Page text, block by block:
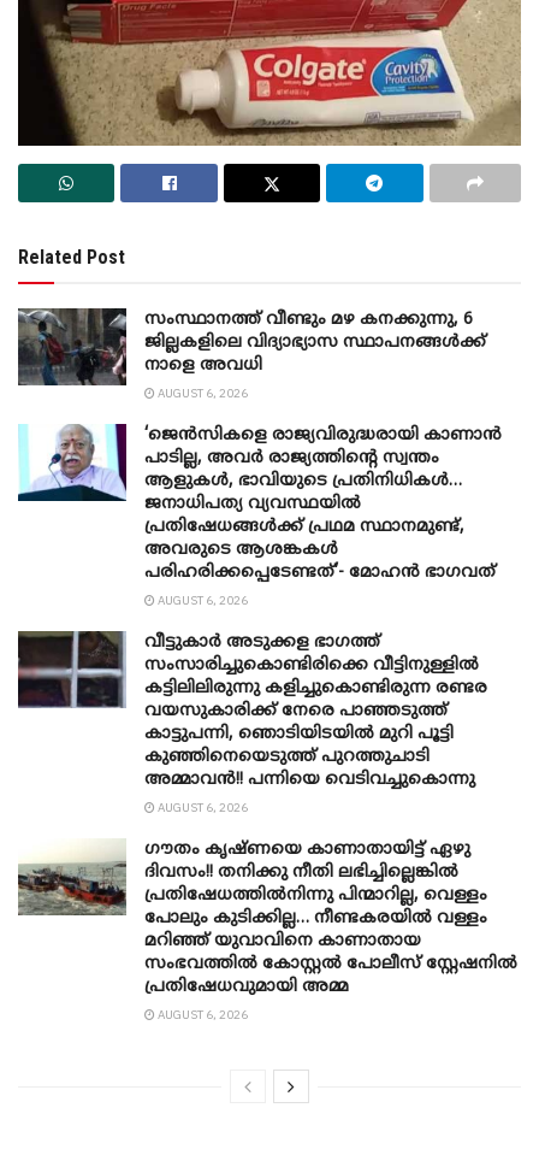
Related Post
സംസ്ഥാനത്ത് വീണ്ടും മഴ കനക്കുന്നു, 6
ജില്ലകളിലെ വിദ്യാഭ്യാസ സ്ഥാപനങ്ങൾക്ക്
നാളെ അവധി
AUGUST 6, 2026
‘ജെൻസികളെ രാജ്യവിരുദ്ധരായി കാണാൻ
പാടില്ല, അവർ രാജ്യത്തിന്റെ സ്വന്തം
ആളുകൾ, ഭാവിയുടെ പ്രതിനിധികൾ…
ജനാധിപത്യ വ്യവസ്ഥയിൽ
പ്രതിഷേധങ്ങൾക്ക് പ്രഥമ സ്ഥാനമുണ്ട്,
അവരുടെ ആശങ്കകൾ
പരിഹരിക്കപ്പെടേണ്ടത്’- മോഹൻ ഭാ​ഗവത്
AUGUST 6, 2026
വീട്ടുകാർ അ‌ടുക്കള ഭാ​ഗത്ത്
സംസാരിച്ചുകൊണ്ടിരിക്കെ വീട്ടിനുള്ളിൽ
കട്ടിലിലിരുന്നു കളിച്ചുകൊണ്ടിരുന്ന രണ്ടര
വയസുകാരിക്ക് നേരെ പാഞ്ഞടുത്ത്
കാട്ടുപന്നി, ‍ഞൊടിയി‌ടയിൽ മുറി പൂട്ടി
കുഞ്ഞിനെയെടുത്ത് പുറത്തുചാടി
അമ്മാവൻ!! പന്നിയെ വെടിവച്ചുകൊന്നു
AUGUST 6, 2026
ഗൗതം കൃഷ്ണയെ കാണാതായിട്ട് ഏഴു
ദിവസം!! തനിക്കു നീതി ലഭിച്ചില്ലെങ്കിൽ
പ്രതിഷേധത്തിൽനിന്നു പിന്മാറില്ല, വെള്ളം
പോലും കുടിക്കില്ല… നീണ്ടകരയിൽ വള്ളം
മറിഞ്ഞ് യുവാവിനെ കാണാതായ
സംഭവത്തിൽ കോസ്റ്റൽ പോലീസ് സ്റ്റേഷനിൽ
പ്രതിഷേധവുമായി അമ്മ
AUGUST 6, 2026